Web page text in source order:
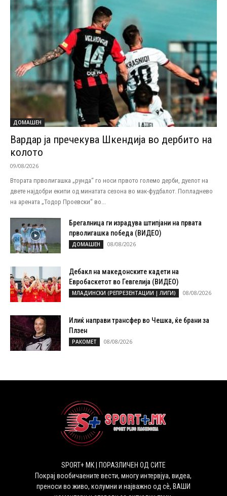
ДОМАШЕН
Вардар ја пречекува Шкендија во дербито на
колото
09/08/2026
Втората прволигашка „рунда“ го носи првото големо дерби, дуелот на
двете најдобри екипи од минатата сезона во мак-фудбалот. Попладнево
на арената „Тодор Проевски“ во...
Брегалница ги израдува штипјани на првата
прволигашка победа (ВИДЕО)
ДОМАШЕН 08/08/2026
Дебакл на македонските кадети на
Евробаскетот во Гевгелија (ВИДЕО)
МЛАДИНСКИ (РЕПРЕЗЕНТАЦИИ | ЛИГИ) 08/08/2026
Илиќ направи трансфер во Чешка, ќе брани за
Плзен
РАКОМЕТ 08/08/2026
SPORT+ MK | ПОРАЗЛИЧЕН ОД СИТЕ
Покрај вообичаените вести, многу интервјуа, видеа,
преноси во живо, колумни и најважно од сѐ, ВАШИ